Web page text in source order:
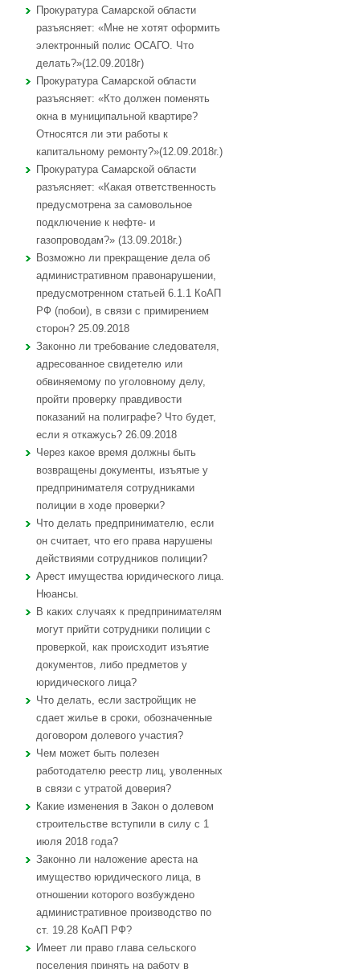
Прокуратура Самарской области
разъясняет: «Мне не хотят оформить
электронный полис ОСАГО. Что
делать?»(12.09.2018г)
Прокуратура Самарской области
разъясняет: «Кто должен поменять
окна в муниципальной квартире?
Относятся ли эти работы к
капитальному ремонту?»(12.09.2018г.)
Прокуратура Самарской области
разъясняет: «Какая ответственность
предусмотрена за самовольное
подключение к нефте- и
газопроводам?» (13.09.2018г.)
Возможно ли прекращение дела об
административном правонарушении,
предусмотренном статьей 6.1.1 КоАП
РФ (побои), в связи с примирением
сторон? 25.09.2018
Законно ли требование следователя,
адресованное свидетелю или
обвиняемому по уголовному делу,
пройти проверку правдивости
показаний на полиграфе? Что будет,
если я откажусь? 26.09.2018
Через какое время должны быть
возвращены документы, изъятые у
предпринимателя сотрудниками
полиции в ходе проверки?
Что делать предпринимателю, если
он считает, что его права нарушены
действиями сотрудников полиции?
Арест имущества юридического лица.
Нюансы.
В каких случаях к предпринимателям
могут прийти сотрудники полиции с
проверкой, как происходит изъятие
документов, либо предметов у
юридического лица?
Что делать, если застройщик не
сдает жилье в сроки, обозначенные
договором долевого участия?
Чем может быть полезен
работодателю реестр лиц, уволенных
в связи с утратой доверия?
Какие изменения в Закон о долевом
строительстве вступили в силу с 1
июля 2018 года?
Законно ли наложение ареста на
имущество юридического лица, в
отношении которого возбуждено
административное производство по
ст. 19.28 КоАП РФ?
Имеет ли право глава сельского
поселения принять на работу в